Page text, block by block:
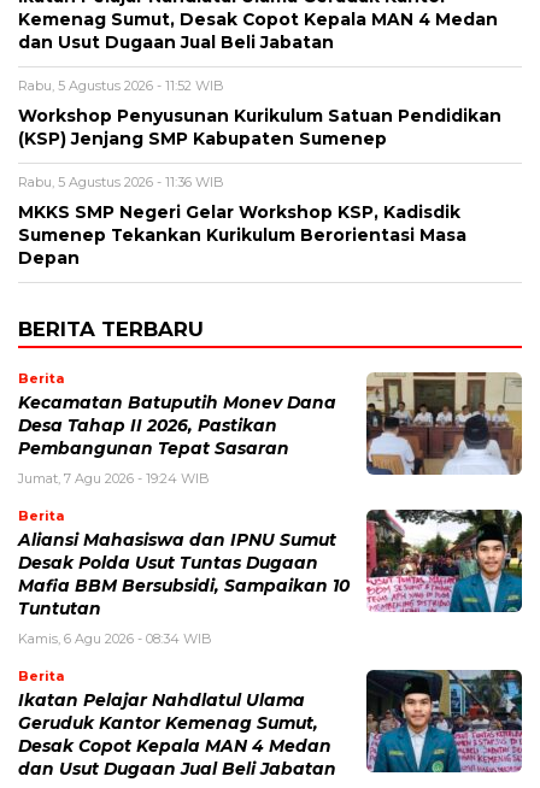
Kemenag Sumut, Desak Copot Kepala MAN 4 Medan
dan Usut Dugaan Jual Beli Jabatan
Rabu, 5 Agustus 2026 - 11:52 WIB
Workshop Penyusunan Kurikulum Satuan Pendidikan
(KSP) Jenjang SMP Kabupaten Sumenep
Rabu, 5 Agustus 2026 - 11:36 WIB
MKKS SMP Negeri Gelar Workshop KSP, Kadisdik
Sumenep Tekankan Kurikulum Berorientasi Masa
Depan
BERITA TERBARU
Berita
Kecamatan Batuputih Monev Dana
Desa Tahap II 2026, Pastikan
Pembangunan Tepat Sasaran
Jumat, 7 Agu 2026 - 19:24 WIB
Berita
Aliansi Mahasiswa dan IPNU Sumut
Desak Polda Usut Tuntas Dugaan
Mafia BBM Bersubsidi, Sampaikan 10
Tuntutan
Kamis, 6 Agu 2026 - 08:34 WIB
Berita
Ikatan Pelajar Nahdlatul Ulama
Geruduk Kantor Kemenag Sumut,
Desak Copot Kepala MAN 4 Medan
dan Usut Dugaan Jual Beli Jabatan